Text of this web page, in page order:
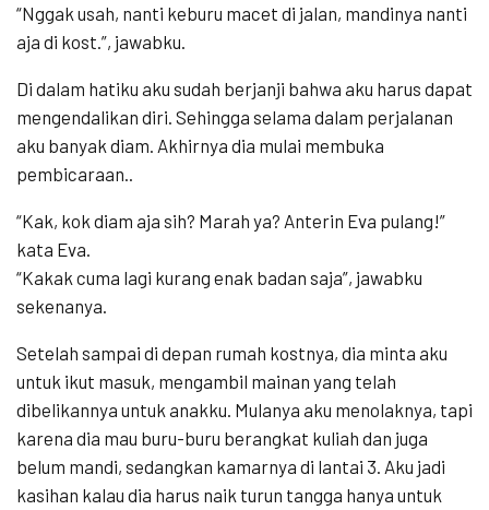
“Nggak usah, nanti keburu macet di jalan, mandinya nanti
aja di kost.”, jawabku.
Di dalam hatiku aku sudah berjanji bahwa aku harus dapat
mengendalikan diri. Sehingga selama dalam perjalanan
aku banyak diam. Akhirnya dia mulai membuka
pembicaraan..
“Kak, kok diam aja sih? Marah ya? Anterin Eva pulang!”
kata Eva.
“Kakak cuma lagi kurang enak badan saja”, jawabku
sekenanya.
Setelah sampai di depan rumah kostnya, dia minta aku
untuk ikut masuk, mengambil mainan yang telah
dibelikannya untuk anakku. Mulanya aku menolaknya, tapi
karena dia mau buru-buru berangkat kuliah dan juga
belum mandi, sedangkan kamarnya di lantai 3. Aku jadi
kasihan kalau dia harus naik turun tangga hanya untuk